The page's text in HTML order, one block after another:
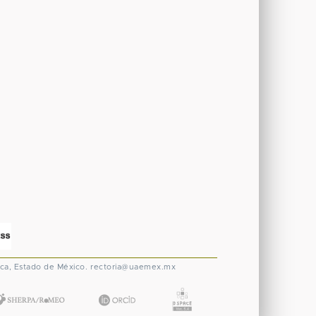
Estado de México. rectoria@uaemex.mx